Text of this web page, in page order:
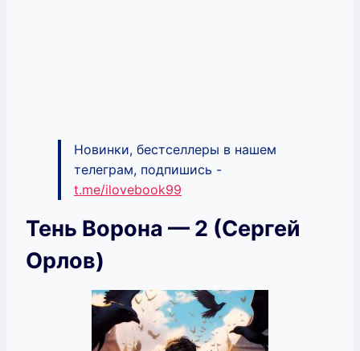
Новинки, бестселлеры в нашем
телеграм, подпишись -
t.me/ilovebook99
Тень Ворона — 2 (Сергей
Орлов)